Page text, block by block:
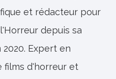
et rédacteur pour
depuis sa
Expert en
films d'horreur et